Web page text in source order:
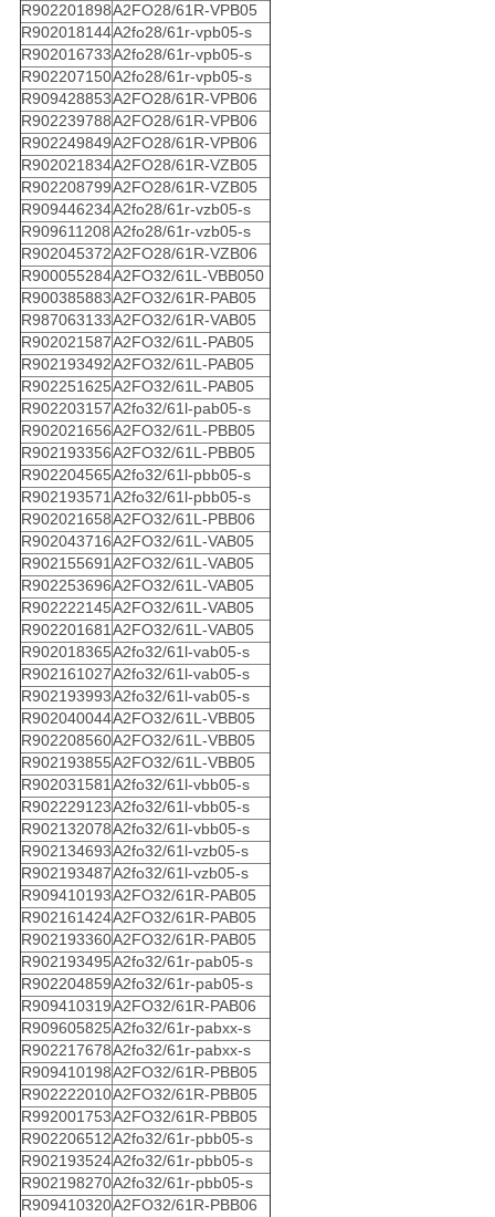
R902201898A2FO28/61R-VPB05
R902018144A2fo28/61r-vpb05-s
R902016733A2fo28/61r-vpb05-s
R902207150A2fo28/61r-vpb05-s
R909428853A2FO28/61R-VPB06
R902239788A2FO28/61R-VPB06
R902249849A2FO28/61R-VPB06
R902021834A2FO28/61R-VZB05
R902208799A2FO28/61R-VZB05
R909446234A2fo28/61r-vzb05-s
R909611208A2fo28/61r-vzb05-s
R902045372A2FO28/61R-VZB06
R900055284A2FO32/61L-VBB050
R900385883A2FO32/61R-PAB05
R987063133A2FO32/61R-VAB05
R902021587A2FO32/61L-PAB05
R902193492A2FO32/61L-PAB05
R902251625A2FO32/61L-PAB05
R902203157A2fo32/61l-pab05-s
R902021656A2FO32/61L-PBB05
R902193356A2FO32/61L-PBB05
R902204565A2fo32/61l-pbb05-s
R902193571A2fo32/61l-pbb05-s
R902021658A2FO32/61L-PBB06
R902043716A2FO32/61L-VAB05
R902155691A2FO32/61L-VAB05
R902253696A2FO32/61L-VAB05
R902222145A2FO32/61L-VAB05
R902201681A2FO32/61L-VAB05
R902018365A2fo32/61l-vab05-s
R902161027A2fo32/61l-vab05-s
R902193993A2fo32/61l-vab05-s
R902040044A2FO32/61L-VBB05
R902208560A2FO32/61L-VBB05
R902193855A2FO32/61L-VBB05
R902031581A2fo32/61l-vbb05-s
R902229123A2fo32/61l-vbb05-s
R902132078A2fo32/61l-vbb05-s
R902134693A2fo32/61l-vzb05-s
R902193487A2fo32/61l-vzb05-s
R909410193A2FO32/61R-PAB05
R902161424A2FO32/61R-PAB05
R902193360A2FO32/61R-PAB05
R902193495A2fo32/61r-pab05-s
R902204859A2fo32/61r-pab05-s
R909410319A2FO32/61R-PAB06
R909605825A2fo32/61r-pabxx-s
R902217678A2fo32/61r-pabxx-s
R909410198A2FO32/61R-PBB05
R902222010A2FO32/61R-PBB05
R992001753A2FO32/61R-PBB05
R902206512A2fo32/61r-pbb05-s
R902193524A2fo32/61r-pbb05-s
R902198270A2fo32/61r-pbb05-s
R909410320A2FO32/61R-PBB06